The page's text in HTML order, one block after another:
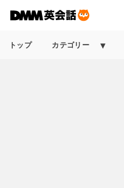
トップ カテゴリー